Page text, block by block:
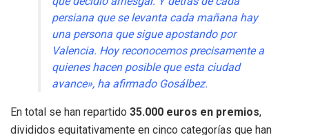
persiana que se levanta cada mañana hay
una persona que sigue apostando por
Valencia. Hoy reconocemos precisamente a
quienes hacen posible que esta ciudad
avance», ha afirmado Gosálbez.
En total se han repartido 35.000 euros en premios,
divididos equitativamente en cinco categorías que han